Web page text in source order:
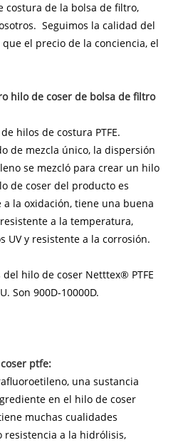
costura de la bolsa de filtro,
Seguimos la calidad del
el precio de la conciencia, el
hilo de coser de bolsa de filtro
hilos de costura PTFE.
de mezcla único, la dispersión
se mezcló para crear un hilo
de coser del producto es
la oxidación, tiene una buena
a la temperatura,
UV y resistente a la corrosión.
del hilo de coser Netttex® PTFE
Son 900D-10000D.
ptfe:
una sustancia
en el hilo de coser
muchas cualidades
resistencia a la hidrólisis,